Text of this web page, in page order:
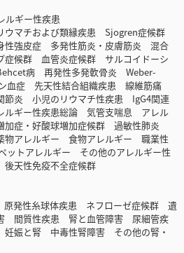
ルギー性疾患
マチおよび類縁疾患 Sjogren症候群
性強皮症 多発性筋炎・皮膚筋炎 混合
症候群 血管炎症候群 サルコイドーシ
病 再発性多発軟骨炎 Weber-
血症 先天性結合組織疾患 線維筋痛
炎 小児のリウマチ性疾患 IgG4関連
ギー性疾患総論 気管支喘息 アレル
加症・好酸球増加症候群 過敏性肺炎
アレルギー 食物アレルギー 職業性
ットアレルギー その他のアレルギー性
天性免疫不全症候群
発性糸球体疾患 ネフローゼ症候群 遺
間質性疾患 腎と血管障害 尿細管疾
娠と腎 中毒性腎障害 その他の腎・